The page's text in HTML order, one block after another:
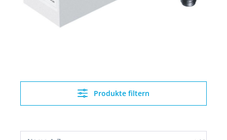
Produkte filtern